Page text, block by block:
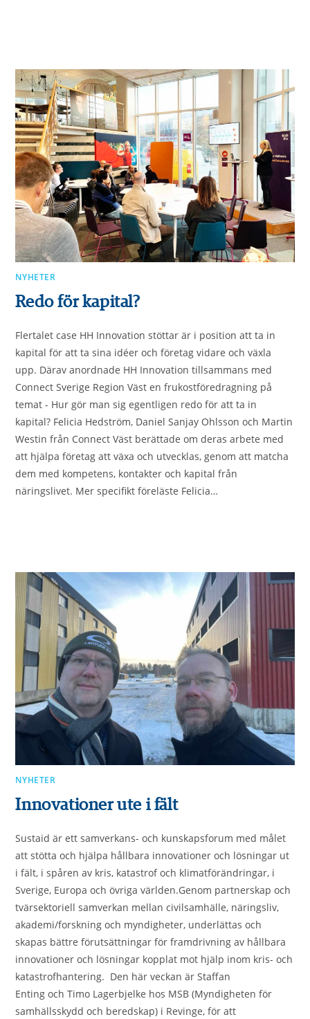
NYHETER
Redo för kapital?
Flertalet case HH Innovation stöttar är i position att ta in
kapital för att ta sina idéer och företag vidare och växla
upp. Därav anordnade HH Innovation tillsammans med
Connect Sverige Region Väst en frukostföredragning på
temat - Hur gör man sig egentligen redo för att ta in
kapital? Felicia Hedström, Daniel Sanjay Ohlsson och Martin
Westin från Connect Väst berättade om deras arbete med
att hjälpa företag att växa och utvecklas, genom att matcha
dem med kompetens, kontakter och kapital från
näringslivet. Mer specifikt föreläste Felicia…
NYHETER
Innovationer ute i fält
Sustaid är ett samverkans- och kunskapsforum med målet
att stötta och hjälpa hållbara innovationer och lösningar ut
i fält, i spåren av kris, katastrof och klimatförändringar, i
Sverige, Europa och övriga världen.Genom partnerskap och
tvärsektoriell samverkan mellan civilsamhälle, näringsliv,
akademi/forskning och myndigheter, underlättas och
skapas bättre förutsättningar för framdrivning av hållbara
innovationer och lösningar kopplat mot hjälp inom kris- och
katastrofhantering. Den här veckan är Staffan
Enting och Timo Lagerbjelke hos MSB (Myndigheten för
samhällsskydd och beredskap) i Revinge, för att